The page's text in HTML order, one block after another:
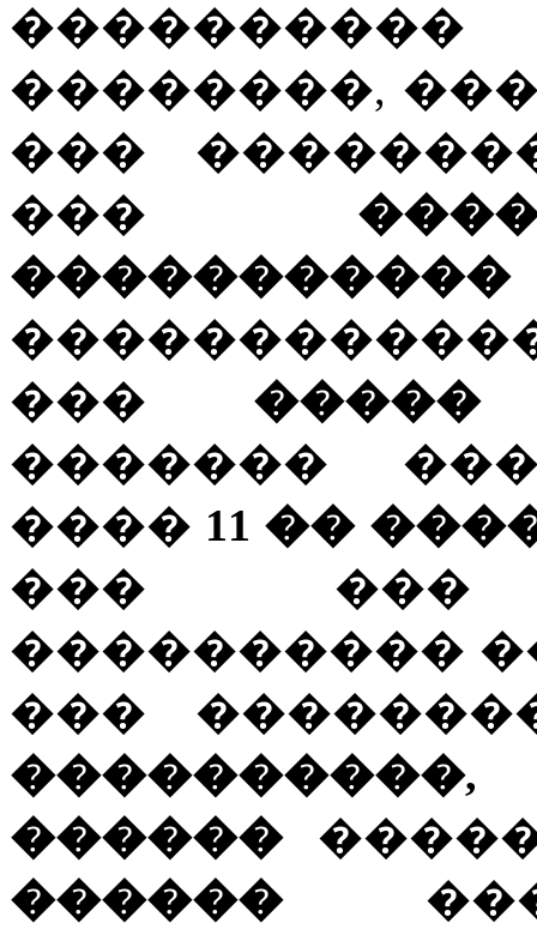
��������,
���
���
�����������
��� �����
�������
���� 11 ��
��� ���
����������
���
������
������